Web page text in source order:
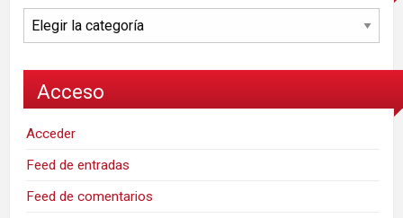
Categorías
Acceso
Acceder
Feed de entradas
Feed de comentarios